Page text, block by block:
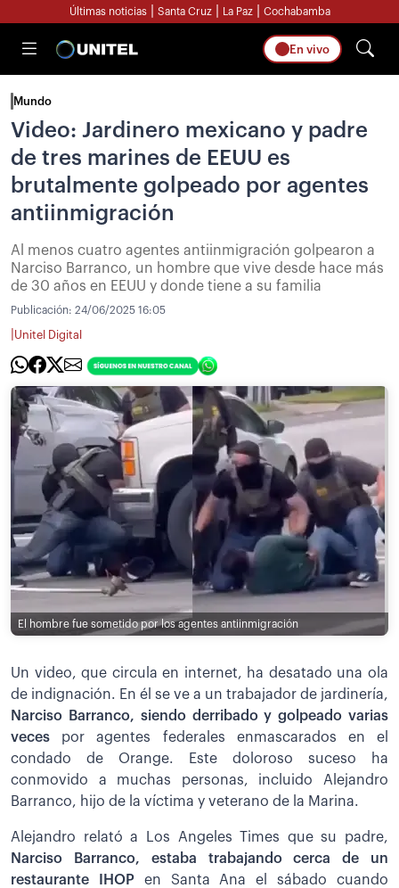
Últimas noticias Santa Cruz La Paz Cochabamba
En vivo
Mundo
Video: Jardinero mexicano y padre
de tres marines de EEUU es
brutalmente golpeado por agentes
antiinmigración
Al menos cuatro agentes antiinmigración golpearon a
Narciso Barranco, un hombre que vive desde hace más
de 30 años en EEUU y donde tiene a su familia
Publicación: 24/06/2025 16:05
Unitel Digital
El hombre fue sometido por los agentes antiinmigración
Un video, que circula en internet, ha desatado una ola
de indignación. En él se ve a un trabajador de jardinería,
Narciso Barranco, siendo derribado y golpeado varias
veces por agentes federales enmascarados en el
condado de Orange. Este doloroso suceso ha
conmovido a muchas personas, incluido Alejandro
Barranco, hijo de la víctima y veterano de la Marina.
Alejandro relató a Los Angeles Times que su padre,
Narciso Barranco, estaba trabajando cerca de un
restaurante IHOPen Santa Ana el sábado cuando